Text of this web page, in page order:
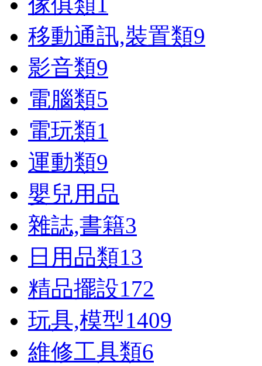
移動通訊,裝置類9
影音類9
電腦類5
電玩類1
運動類9
嬰兒用品
雜誌,書籍3
日用品類13
精品擺設172
玩具,模型1409
維修工具類6